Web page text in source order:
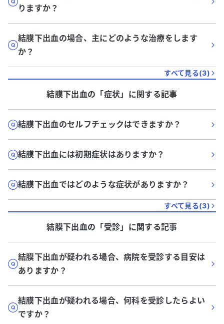
りますか？
結膜下出血の場合、主にどのような治療をします
か？
すべて見る(3)
結膜下出血の「症状」に関する記事
結膜下出血のセルフチェックはできますか？
結膜下出血には初期症状はありますか？
結膜下出血ではどのような症状がありますか？
すべて見る(3)
結膜下出血の「受診」に関する記事
結膜下出血が疑われる場合、病院を受診する目安は
ありますか？
結膜下出血が疑われる場合、何科を受診したらよい
ですか？